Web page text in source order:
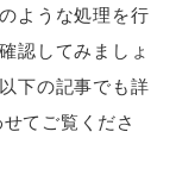
ような処理を行
認してみましょ
下の記事でも詳
てご覧くださ